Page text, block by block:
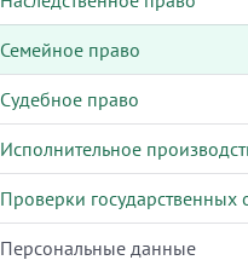
Семейное право
Судебное право
Исполнительное
Проверки государственных
Персональные данные